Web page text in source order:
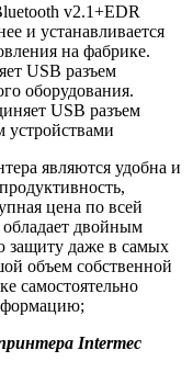
v2.1+EDR
и устанавливается
на фабрике.
USB разъем
оборудования.
USB разъем
являются удобна и
цена по всей
двойным
защиту даже в самых
объем собственной
самостоятельно
Intermec